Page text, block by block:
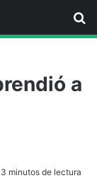
a
3 minutos de lectura